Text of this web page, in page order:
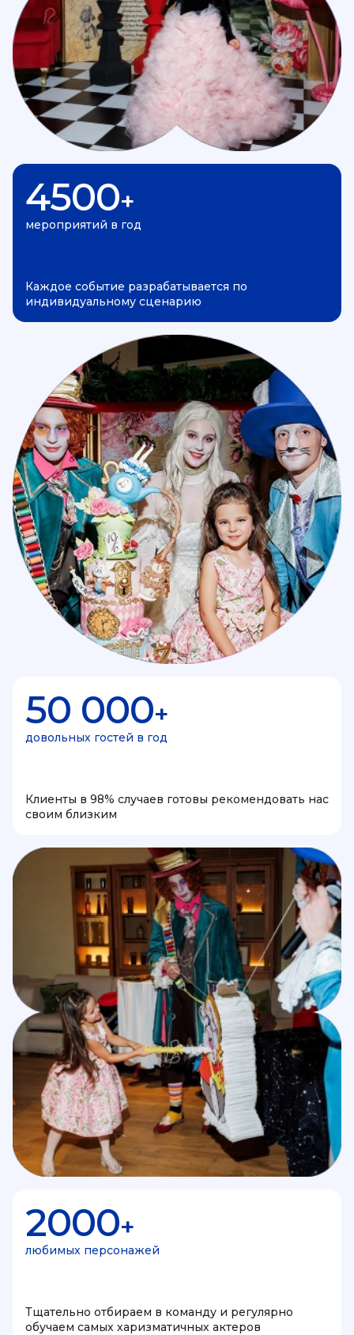
4500+
мероприятий в год
Каждое событие разрабатывается по
индивидуальному сценарию
50 000+
довольных гостей в год
Клиенты в 98% случаев готовы рекомендовать нас
своим близким
2000+
любимых персонажей
Тщательно отбираем в команду и регулярно
обучаем самых харизматичных актеров